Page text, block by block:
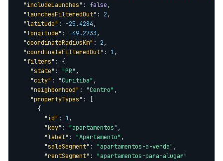
"includeLaunches" : false,
"launchesFilteredOut" : 2,
"latitude" : -25.4284,
"longitude" : -49.2733,
"coordinateRadiusKm" : 2,
"coordinateFilteredOut" : 1,
"filters" : {
"state" : "PR" ,
"city" : "Curitiba" ,
"neighborhood" : "Centro" ,
"propertyTypes" : [
      {
"id" : 1,
"key" : "apartamentos" ,
"label" : "Apartamento" ,
"saleSegment" : "apartamentos-a-venda" ,
"rentSegment" : "apartamentos-para-alugar"